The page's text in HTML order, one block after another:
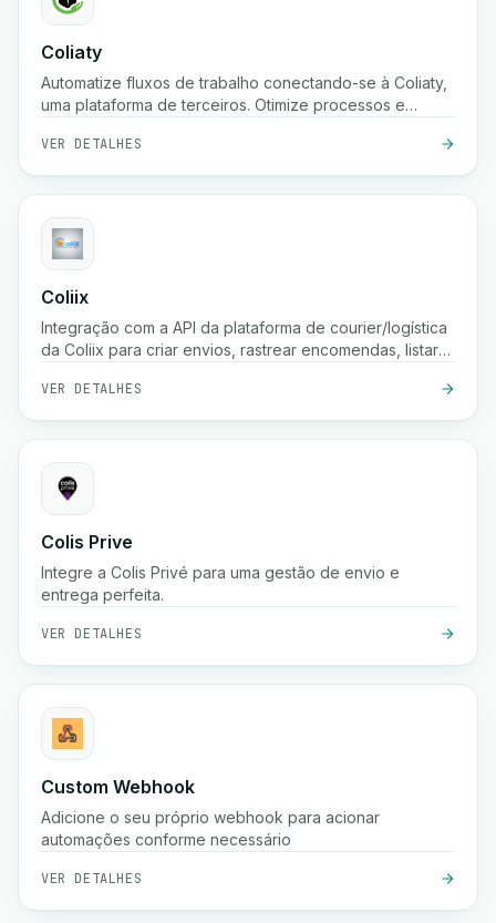
Coliaty
Automatize fluxos de trabalho conectando-se à Coliaty,
uma plataforma de terceiros. Otimize processos e
VER DETALHES
Coliix
Integração com a API da plataforma de courier/logística
da Coliix para criar envios, rastrear encomendas, listar
VER DETALHES
Colis Prive
Integre a Colis Privé para uma gestão de envio e
entrega perfeita.
VER DETALHES
Custom Webhook
Adicione o seu próprio webhook para acionar
automações conforme necessário
VER DETALHES